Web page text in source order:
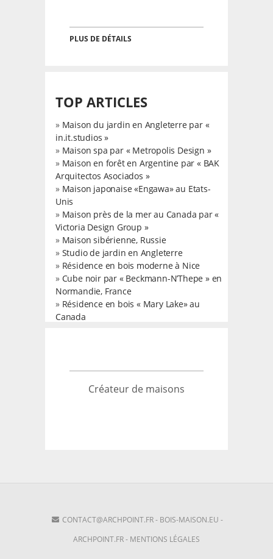
PLUS DE DÉTAILS
TOP ARTICLES
» Maison du jardin en Angleterre par «
in.it.studios »
» Maison spa par « Metropolis Design »
» Maison en forêt en Argentine par « BAK
Arquitectos Asociados »
» Maison japonaise «Engawa» au Etats-
Unis
» Maison près de la mer au Canada par «
Victoria Design Group »
» Maison sibérienne, Russie
» Studio de jardin en Angleterre
» Résidence en bois moderne à Nice
» Cube noir par « Beckmann-N’Thepe » en
Normandie, France
» Résidence en bois « Mary Lake» au
Canada
Créateur de maisons
CONTACT@ARCHPOINT.FR- BOIS-MAISON.EU -
ARCHPOINT.FR- MENTIONS LÉGALES